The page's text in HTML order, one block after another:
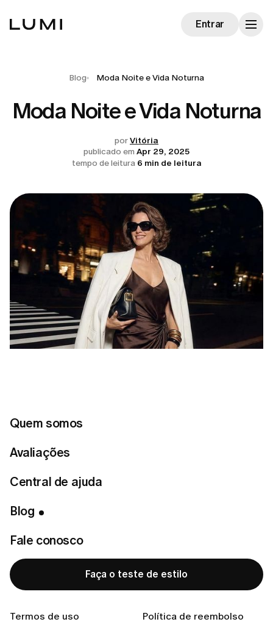
Quem somos
Avaliações
Central de ajuda
Blog
Fale conosco
Faça o teste de estilo
Termos de uso Política de reembolso
Entrar
Blog Moda Noite e Vida Noturna
Moda Noite e Vida Noturna
porVitória
publicado em Apr 29, 2025
tempo de leitura 6 min de leitura
Índice
Dicas para Transformar o Look do Dia para a Noite
Fórmulas de Looks
Dicas Finais
Conecte-se conosco